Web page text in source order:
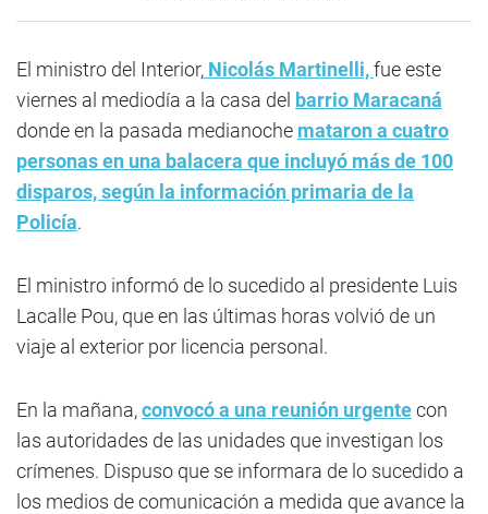
El ministro del Interior, Nicolás Martinelli,fue este
viernes al mediodía a la casa del barrio Maracaná
donde en la pasada medianoche mataron a cuatro
personas en una balacera que incluyó más de 100
disparos, según la información primaria de la
Policía.
El ministro informó de lo sucedido al presidente Luis
Lacalle Pou, que en las últimas horas volvió de un
viaje al exterior por licencia personal.
En la mañana,convocó a una reunión urgentecon
las autoridades de las unidades que investigan los
crímenes. Dispuso que se informara de lo sucedido a
los medios de comunicación a medida que avance la